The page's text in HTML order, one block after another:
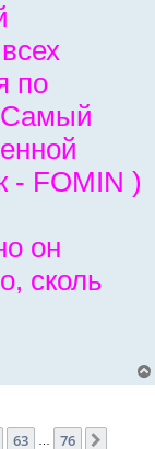
по
- FOMIN )
он
сколь
63 76